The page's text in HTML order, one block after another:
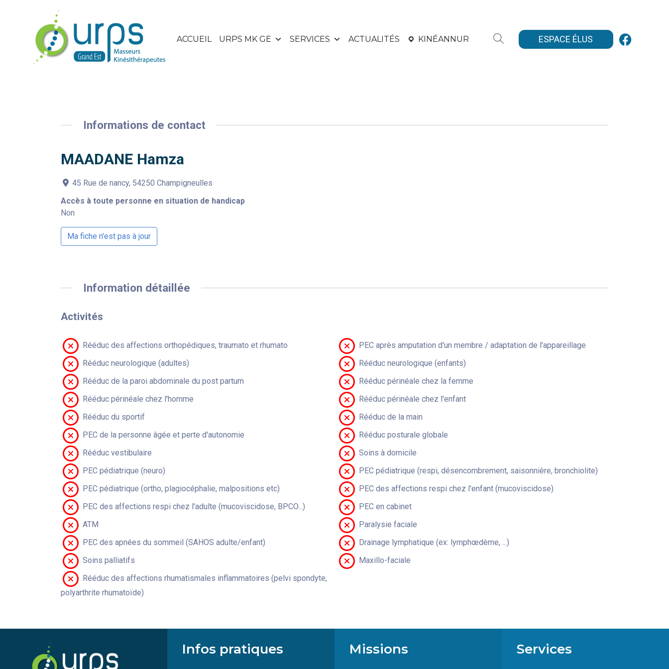
ACCUEIL URPS MK GE SERVICES ACTUALITÉS KINÉANNUR ESPACE ÉLUS
Informations de contact
MAADANE Hamza
45 Rue de nancy, 54250 Champigneulles
Accès à toute personne en situation de handicap
Non
Ma fiche n'est pas à jour
Information détaillée
Activités
Rééduc des affections orthopédiques, traumato et rhumato
PEC après amputation d'un membre / adaptation de l'appareillage
Rééduc neurologique (adultes)
Rééduc neurologique (enfants)
Rééduc de la paroi abdominale du post partum
Rééduc périnéale chez la femme
Rééduc périnéale chez l'homme
Rééduc périnéale chez l'enfant
Rééduc du sportif
Rééduc de la main
PEC de la personne âgée et perte d'autonomie
Rééduc posturale globale
Rééduc vestibulaire
Soins à domicile
PEC pédiatrique (neuro)
PEC pédiatrique (respi, désencombrement, saisonnière, bronchiolite)
PEC pédiatrique (ortho, plagiocéphalie, malpositions etc)
PEC des affections respi chez l'enfant (mucoviscidose)
PEC des affections respi chez l'adulte (mucoviscidose, BPCO...)
PEC en cabinet
ATM
Paralysie faciale
PEC des apnées du sommeil (SAHOS adulte/enfant)
Drainage lymphatique (ex: lymphœdème, ...)
Soins palliatifs
Maxillo-faciale
Rééduc des affections rhumatismales inflammatoires (pelvi spondyte,
polyarthrite rhumatoïde)
Infos pratiques Missions Services